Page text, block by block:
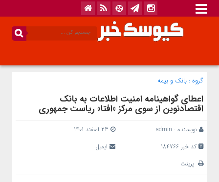
گروه : بانک‌ و بیمه
اعطای گواهینامه امنیت اطلاعات به بانک
اقتصادنوین از سوی مرکز «افتا» ریاست جمهوری
نویسنده : admin
کد خبر 184766
ایمیل
پرینت